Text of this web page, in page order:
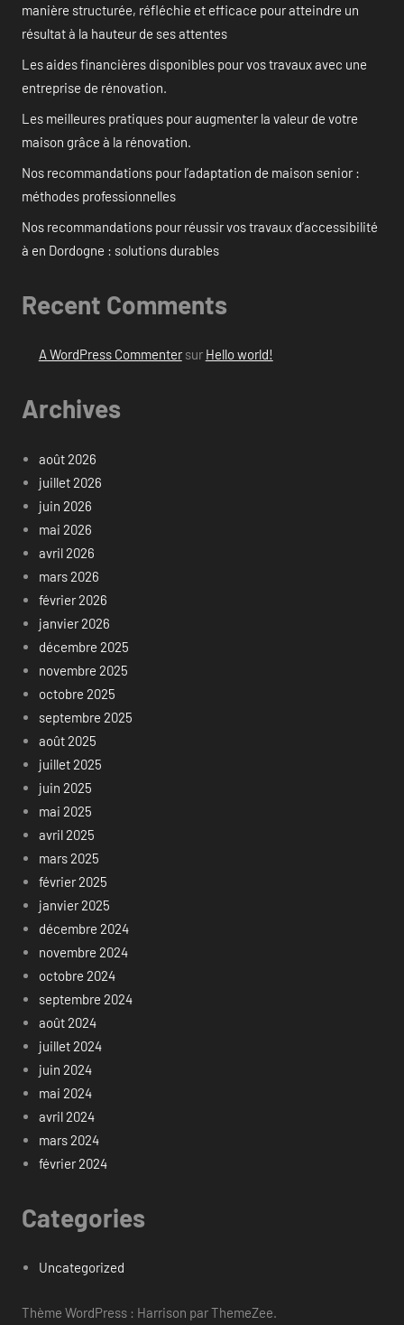
manière structurée, réfléchie et efficace pour atteindre un
résultat à la hauteur de ses attentes
Les aides financières disponibles pour vos travaux avec une
entreprise de rénovation.
Les meilleures pratiques pour augmenter la valeur de votre
maison grâce à la rénovation.
Nos recommandations pour l’adaptation de maison senior :
méthodes professionnelles
Nos recommandations pour réussir vos travaux d’accessibilité
à en Dordogne : solutions durables
Recent Comments
A WordPress Commentersur Hello world!
Archives
août 2026
juillet 2026
juin 2026
mai 2026
avril 2026
mars 2026
février 2026
janvier 2026
décembre 2025
novembre 2025
octobre 2025
septembre 2025
août 2025
juillet 2025
juin 2025
mai 2025
avril 2025
mars 2025
février 2025
janvier 2025
décembre 2024
novembre 2024
octobre 2024
septembre 2024
août 2024
juillet 2024
juin 2024
mai 2024
avril 2024
mars 2024
février 2024
Categories
Uncategorized
Thème WordPress : Harrison par ThemeZee.